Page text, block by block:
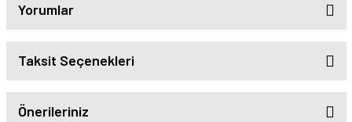
Yorumlar
Taksit Seçenekleri
Önerileriniz